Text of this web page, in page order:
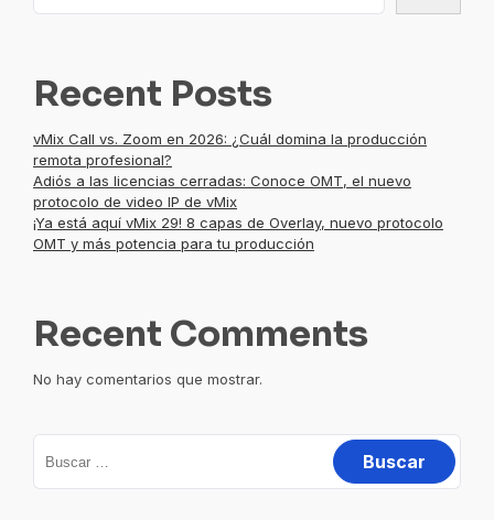
Recent Posts
vMix Call vs. Zoom en 2026: ¿Cuál domina la producción
remota profesional?
Adiós a las licencias cerradas: Conoce OMT, el nuevo
protocolo de video IP de vMix
¡Ya está aquí vMix 29! 8 capas de Overlay, nuevo protocolo
OMT y más potencia para tu producción
Recent Comments
No hay comentarios que mostrar.